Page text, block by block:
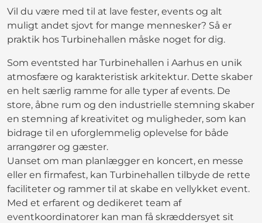
Vil du være med til at lave fester, events og alt
muligt andet sjovt for mange mennesker? Så er
praktik hos Turbinehallen måske noget for dig.
Som eventsted har Turbinehallen i Aarhus en unik
atmosfære og karakteristisk arkitektur. Dette skaber
en helt særlig ramme for alle typer af events. De
store, åbne rum og den industrielle stemning skaber
en stemning af kreativitet og muligheder, som kan
bidrage til en uforglemmelig oplevelse for både
arrangører og gæster.
Uanset om man planlægger en koncert, en messe
eller en firmafest, kan Turbinehallen tilbyde de rette
faciliteter og rammer til at skabe en vellykket event.
Med et erfarent og dedikeret team af
eventkoordinatorer kan man få skræddersyet sit